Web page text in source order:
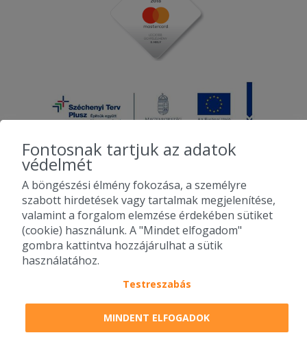
2010-2026 Copyright - Falatozz.hu - Diston-line Kft.
Pizza, gyros, hamburger, menük kedvező áron, egy helyen az összes
étterem ajánlata.
Fontosnak tartjuk az adatok
védelmét
A böngészési élmény fokozása, a személyre
szabott hirdetések vagy tartalmak megjelenítése,
valamint a forgalom elemzése érdekében sütiket
(cookie) használunk. A "Mindet elfogadom"
gombra kattintva hozzájárulhat a sütik
használatához.
Testreszabás
MINDENT ELFOGADOK